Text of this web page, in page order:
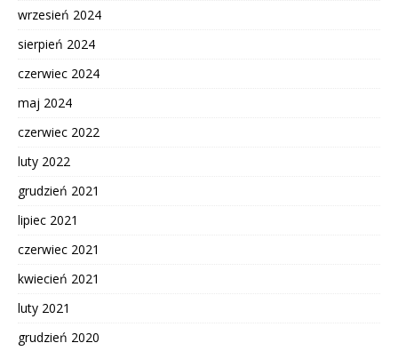
wrzesień 2024
sierpień 2024
czerwiec 2024
maj 2024
czerwiec 2022
luty 2022
grudzień 2021
lipiec 2021
czerwiec 2021
kwiecień 2021
luty 2021
grudzień 2020